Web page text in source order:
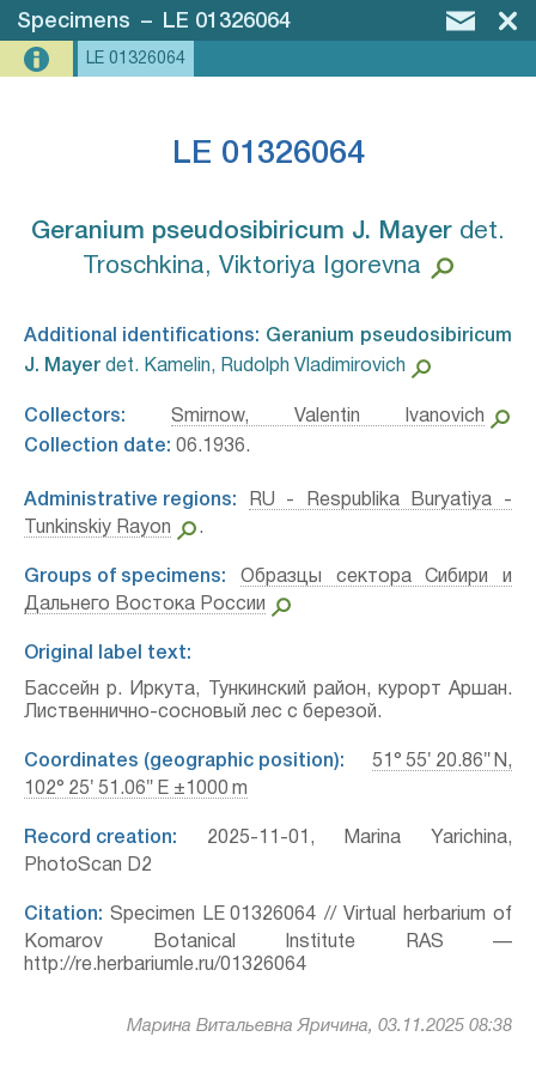
Specimens – LE 01326064
LE 01326064
LE 01326064
Geranium pseudosibiricum J. Mayer⁣ det.
Troschkina, Viktoriya Igorevna
Additional identifications: Geranium pseudosibiricum
J. Mayer⁣ det. Kamelin, Rudolph Vladimirovich
Collectors:
Smirnow, Valentin Ivanovich
Collection date: 06.1936.
Administrative regions:
RU - Respublika Buryatiya -
Tunkinskiy Rayon
.
Groups of specimens:
Образцы сектора Сибири и
Дальнего Востока России
Original label text:
Бассейн р. Иркута, Тункинский район, курорт Аршан.
Лиственнично-сосновый лес с березой.
Coordinates (geographic position):
51° 55′ 20.86″ N,
102° 25′ 51.06″ E ±1000 m
Record creation: 2025-11-01, Marina Yarichina,
PhotoScan D2
Citation: Specimen LE 01326064 // Virtual herbarium of
Komarov Botanical Institute RAS —
http://re.herbariumle.ru/01326064
Марина Витальевна Яричина, 03.11.2025 08:38